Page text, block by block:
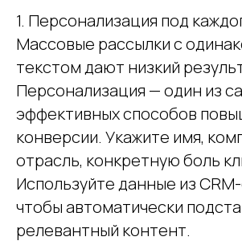
1. Персонализация под
Массовые рассылки с
текстом дают низкий
Персонализация — один из
эффективных способов
конверсии. Укажите имя,
отрасль, конкретную боль
Используйте данные из
чтобы автоматически
релевантный контент.